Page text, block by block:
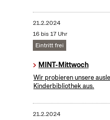
21.2.2024
16 bis 17 Uhr
Eintritt frei
MINT-Mittwoch
Wir probieren unsere
Kinderbibliothek aus.
21.2.2024